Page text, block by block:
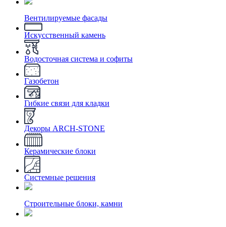
Вентилируемые фасады
Искусственный камень
Водосточная система и софиты
Газобетон
Гибкие связи для кладки
Декоры ARCH-STONE
Керамические блоки
Системные решения
Строительные блоки, камни